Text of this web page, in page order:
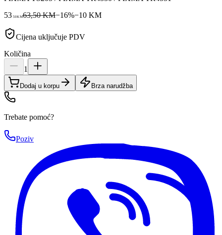
53 50KM63,50 KM−16%−10KM
Cijena uključuje PDV
Količina
1
Dodaj u korpu Brza narudžba
Trebate pomoć?
Poziv